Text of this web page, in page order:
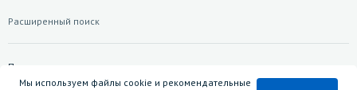
Расширенный поиск
Подписаться на рассылку
Мы используем файлы cookie и рекомендательные